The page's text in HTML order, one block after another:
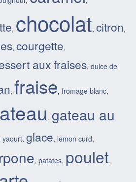
, chocolat, citron,
, courgette,
aux fraises, dulce de
, fraise, fromage blanc,
, gateau au
yaourt, glace, lemon curd,
, patates, poulet,